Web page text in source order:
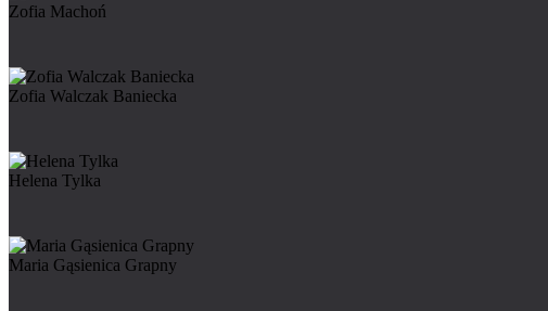
Zofia Machoń
Zofia Walczak Baniecka
Helena Tylka
Maria Gąsienica Grapny